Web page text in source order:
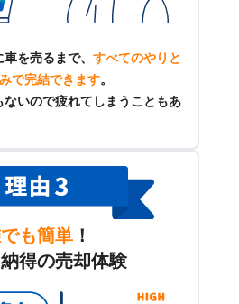
を売るまで、 すべてのやりと
で完結できます。
ないので疲れてしまうこともあ
も簡単 ！
得の売却体験